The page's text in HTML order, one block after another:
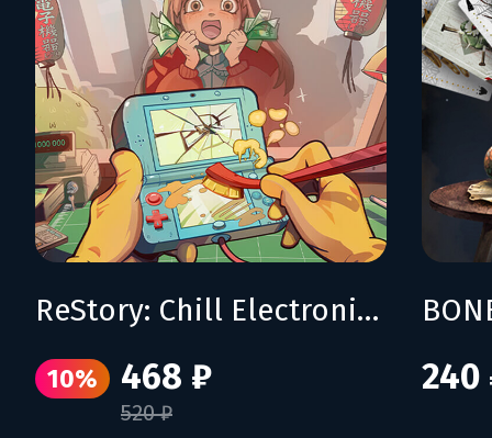
ReStory: Chill Electronics Repairs
10% 468 ₽
520 ₽
240